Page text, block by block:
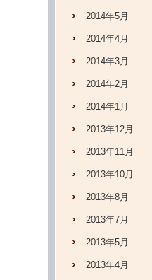
2014年5月
2014年4月
2014年3月
2014年2月
2014年1月
2013年12月
2013年11月
2013年10月
2013年8月
2013年7月
2013年5月
2013年4月